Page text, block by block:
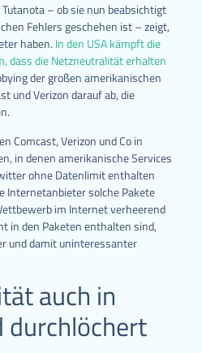
– ob sie nun beabsichtigt
Fehlers geschehen ist – zeigt,
haben. In den USA kämpft die
dass die Netzneutralität erhalten
der großen amerikanischen
und Verizon darauf ab, die
Comcast, Verizon und Co in
in denen amerikanische Services
ohne Datenlimit enthalten
Internetanbieter solche Pakete
im Internet verheerend
in den Paketen enthalten sind,
und damit uninteressanter
auch in
durchlöchert